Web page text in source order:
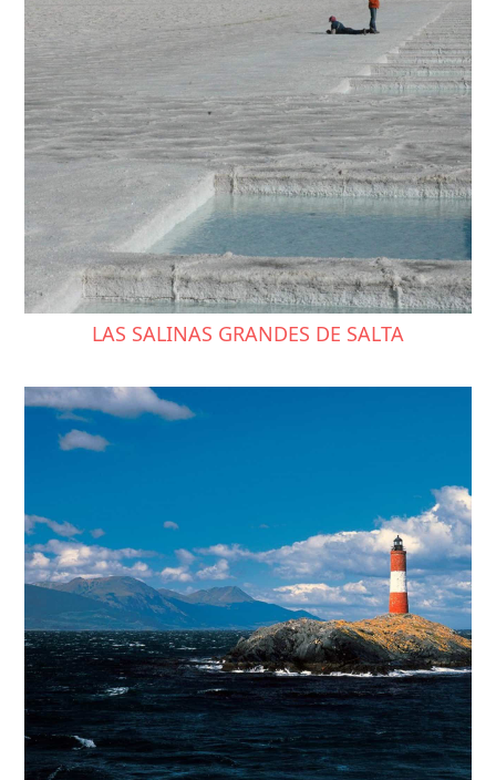
LAS SALINAS GRANDES DE SALTA